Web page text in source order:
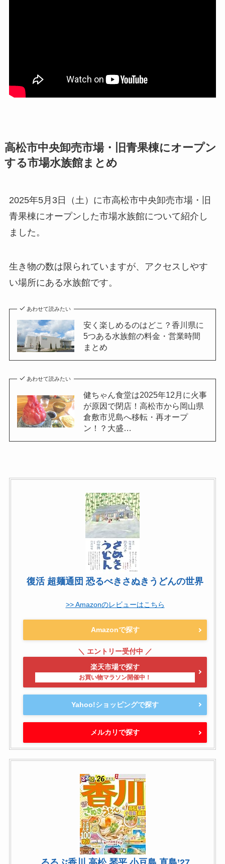
高松市中央卸売市場・旧青果棟にオープン
する市場水族館まとめ
2025年5月3日（土）に市高松市中央卸売市場・旧
青果棟にオープンした市場水族館について紹介し
ました。
生き物の数は限られていますが、アクセスしやす
い場所にある水族館です。
あわせて読みたい
安く楽しめるのはどこ？香川県に
5つある水族館の料金・営業時間
まとめ
あわせて読みたい
健ちゃん食堂は2025年12月に火事
が原因で閉店！高松市から岡山県
倉敷市児島へ移転・再オープ
ン！？大盛…
復活 超麺通団 恐るべきさぬきうどんの世界
>> Amazonのレビューはこちら
Amazonで探す
楽天市場で探す
Yahoo!ショッピングで探す
メルカリで探す